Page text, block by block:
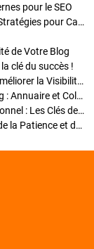
pour le SEO
Enrichir Vos Articles avec des Contenus Riches : Stratégies pour Captiver et Optimiser
de Votre Blog
clé du succès !
Optimisation SEO des Articles : Stratégies pour Améliorer la Visibilité de Votre Blog
Stratégies pour améliorer la visibilité de votre Blog : Annuaire et Collaborations
Pourquoi Investir dans un Nom de Domaine Personnel : Les Clés de la Réussite de Votre Blog
Comment Faire Émerger Votre Blog : Le Pouvoir de la Patience et de la Persévérance